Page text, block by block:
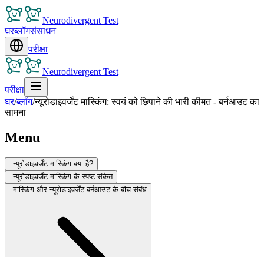
Neurodivergent Test
घरब्लॉगसंसाधन
परीक्षा
Neurodivergent Test
परीक्षा
घर/ब्लॉग/न्यूरोडाइवर्जेंट मास्किंग: स्वयं को छिपाने की भारी कीमत - बर्नआउट का
सामना
Menu
न्यूरोडाइवर्जेंट मास्किंग क्या है?
न्यूरोडाइवर्जेंट मास्किंग के स्पष्ट संकेत
मास्किंग और न्यूरोडाइवर्जेंट बर्नआउट के बीच संबंध